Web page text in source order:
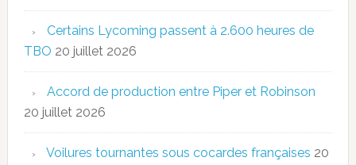
Certains Lycoming passent à 2.600 heures de
TBO 20 juillet 2026
Accord de production entre Piper et Robinson
20 juillet 2026
Voilures tournantes sous cocardes françaises 20